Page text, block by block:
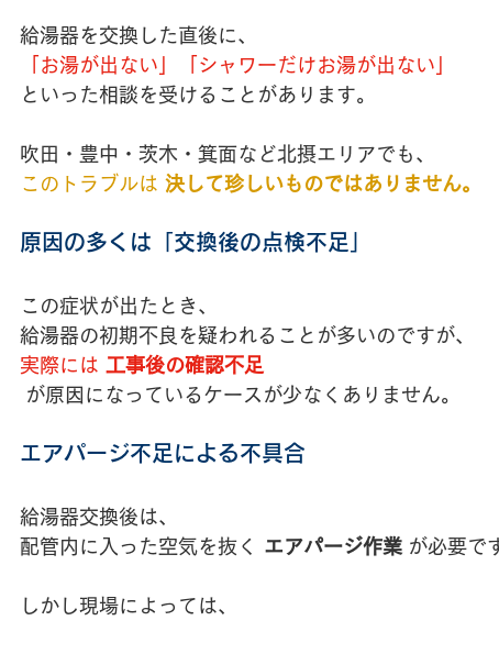
給湯器を交換した直後に、
「お湯が出ない」「シャワーだけお湯が出ない」
といった相談を受けることがあります。
吹田・豊中・茨木・箕面など北摂エリアでも、
このトラブルは 決して珍しいものではありません。
原因の多くは「交換後の点検不足」
この症状が出たとき、
給湯器の初期不良を疑われることが多いのですが、
実際には 工事後の確認不足
が原因になっているケースが少なくありません。
エアパージ不足による不具合
給湯器交換後は、
配管内に入った空気を抜く エアパージ作業 が必要で
しかし現場によっては、